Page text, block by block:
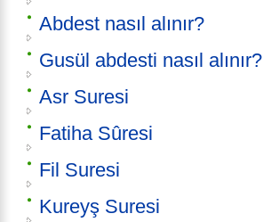
Abdest nasıl alınır?
Gusül abdesti nasıl alınır?
Asr Suresi
Fatiha Sûresi
Fil Suresi
Kureyş Suresi